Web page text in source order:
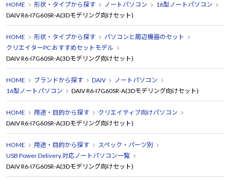
HOME 形状・タイプから探す ノートパソコン
16型ノートパソコン
DAIV R6-I7G60SR-A(3Dモデリング向けセット)
HOME 形状・タイプから探す
パソコンと周辺機器のセット
クリエイターPC おすすめセットモデル
DAIV R6-I7G60SR-A(3Dモデリング向けセット)
HOME ブランドから探す DAIV
ノートパソコン
16型ノートパソコン
DAIV R6-I7G60SR-A(3Dモデリング向けセット)
HOME 用途・目的から探す
クリエイティブ向けパソコン
DAIV R6-I7G60SR-A(3Dモデリング向けセット)
HOME 用途・目的から探す
スペック・パーツ別
USB Power Delivery 対応ノートパソコン一覧
DAIV R6-I7G60SR-A(3Dモデリング向けセット)